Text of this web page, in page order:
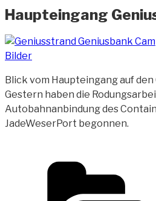
Haupteingang
Blick vom Haupteingang auf
Gestern haben die
Autobahnanbindung des
JadeWeserPort begonnen.